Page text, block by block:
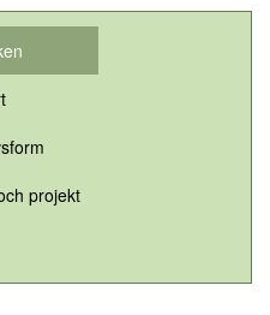
projekt